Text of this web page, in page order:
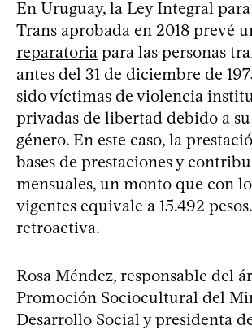
En Uruguay, la Ley Integral para
Trans aprobada en 2018 prevé
reparatoria para las personas
antes del 31 de diciembre de
sido víctimas de violencia
privadas de libertad debido a
género. En este caso, la
bases de prestaciones y
mensuales, un monto que con
vigentes equivale a 15.492
retroactiva.
Rosa Méndez, responsable del
Promoción Sociocultural del
Desarrollo Social y presidenta